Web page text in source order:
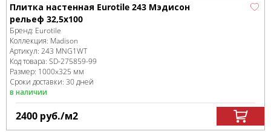
Плитка настенная Eurotile 243 Мэдисон
рельеф 32,5х100
Бренд: Eurotile
Коллекция: Madison
Артикул: 243 MNG1WT
Код товара: SD-275859-99
Размер: 1000x325 мм
Сроки доставки: 30 дней
в наличии
2400 руб./м2